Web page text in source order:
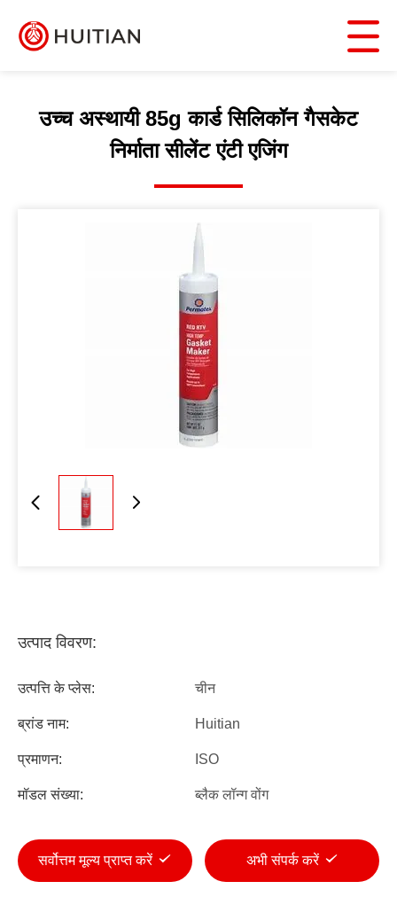
उच्च अस्थायी 85g कार्ड सिलिकॉन गैसकेट
निर्माता सीलेंट एंटी एजिंग
उत्पाद विवरण:
उत्पत्ति के प्लेस: चीन
ब्रांड नाम: Huitian
प्रमाणन: ISO
मॉडल संख्या: ब्लैक लॉन्ग वोंग
सर्वोत्तम मूल्य प्राप्त करें अभी संपर्क करें